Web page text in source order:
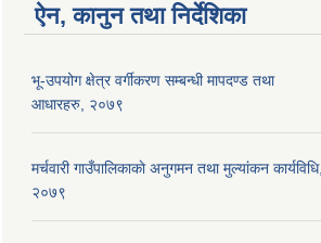
ऐन, कानुन तथा निर्देशिका
भू-उपयोग क्षेत्र वर्गीकरण सम्बन्धी मापदण्ड तथा
आधारहरु, २०७९
मर्चवारी गाउँपालिकाकाे अनुगमन तथा मुल्यांकन कार्यविधि,
२०७९